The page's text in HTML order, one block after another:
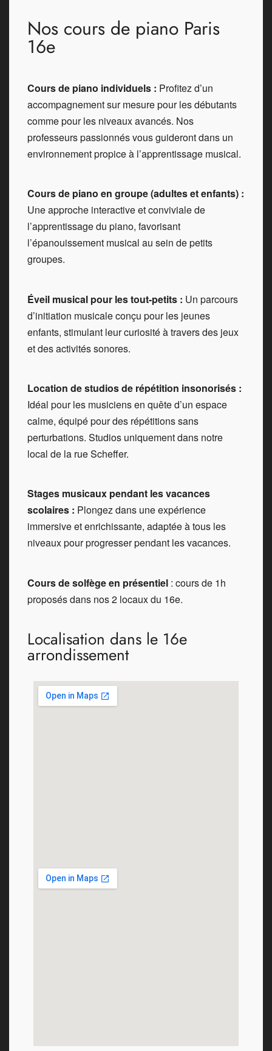
Nos cours de piano Paris
16e
Cours de piano individuels : Profitez d’un
accompagnement sur mesure pour les débutants
comme pour les niveaux avancés. Nos
professeurs passionnés vous guideront dans un
environnement propice à l’apprentissage musical.
Cours de piano en groupe (adultes et enfants) :
Une approche interactive et conviviale de
l’apprentissage du piano, favorisant
l’épanouissement musical au sein de petits
groupes.
Éveil musical pour les tout-petits : Un parcours
d’initiation musicale conçu pour les jeunes
enfants, stimulant leur curiosité à travers des jeux
et des activités sonores.
Location de studios de répétition insonorisés :
Idéal pour les musiciens en quête d’un espace
calme, équipé pour des répétitions sans
perturbations. Studios uniquement dans notre
local de la rue Scheffer.
Stages musicaux pendant les vacances
scolaires : Plongez dans une expérience
immersive et enrichissante, adaptée à tous les
niveaux pour progresser pendant les vacances.
Cours de solfège en présentiel : cours de 1h
proposés dans nos 2 locaux du 16e.
Localisation dans le 16e
arrondissement